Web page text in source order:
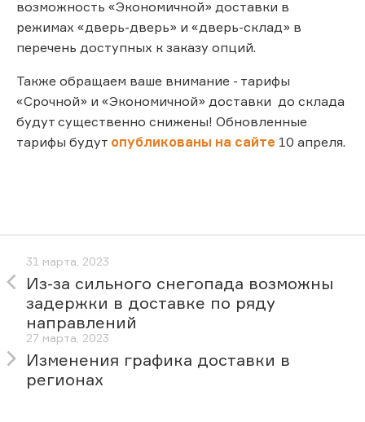
возможность «Экономичной» доставки в
режимах «дверь-дверь» и «дверь-склад» в
перечень доступных к заказу опций.
Также обращаем ваше внимание - тарифы
«Срочной» и «Экономичной» доставки до склада
будут существенно снижены! Обновленные
тарифы будут опубликованы на сайте 10 апреля.
31 марта, 2023
Из-за сильного снегопада возможны
задержки в доставке по ряду
направлений
27 марта, 2023
Изменения графика доставки в
регионах